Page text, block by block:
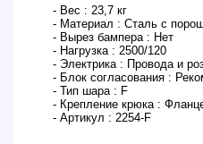
- Вес : 23,7 кг
- Материал : Сталь с
- Вырез бампера : Нет
- Нагрузка : 2500/120
- Электрика : Провода и
- Блок согласования :
- Тип шара : F
- Крепление крюка :
- Артикул : 2254-F